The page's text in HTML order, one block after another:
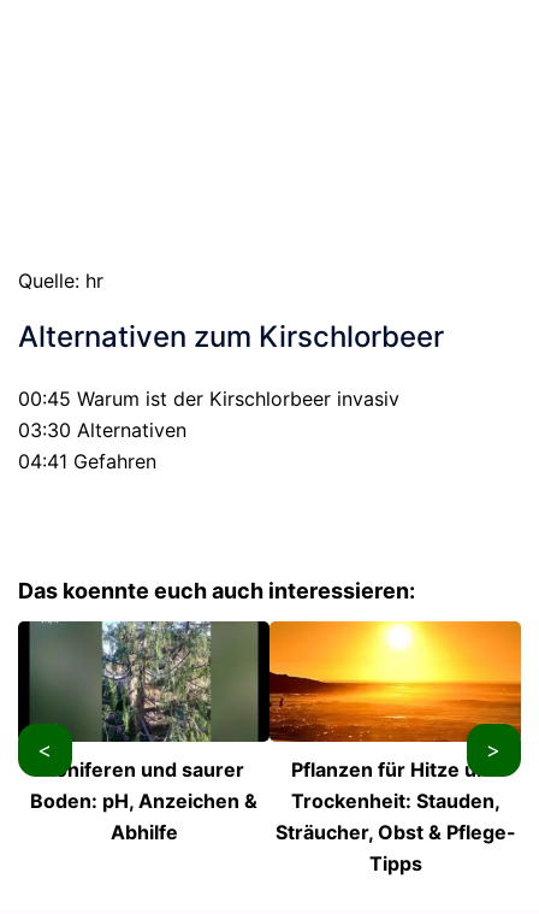
Quelle: hr
Alternativen zum Kirschlorbeer
00:45 Warum ist der Kirschlorbeer invasiv
03:30 Alternativen
04:41 Gefahren
Das koennte euch auch interessieren:
Koniferen und saurer
Boden: pH, Anzeichen &
Abhilfe
Pflanzen für Hitze und
Trockenheit: Stauden,
Sträucher, Obst & Pflege-
Tipps
< >